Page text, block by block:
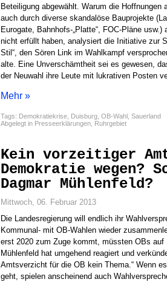
Beteiligung abgewählt. Warum die Hoffnungen
auch durch diverse skandalöse Bauprojekte
Eurogate, Bahnhofs-„Platte“, FOC-Pläne
nicht erfüllt haben, analysiert die Initiative zur
Stil“, den Sören Link im Wahlkampf
alte. Eine Unverschämtheit sei es gewesen,
der Neuwahl ihre Leute mit lukrativen Posten
Mehr »
Tags: Demokratiekrise Duisburg OB-Wahl Sauerland
Abgelegt in Presseerklärungen Ruhrgebiet
Kein vorzeitiger
Demokratie wegen?
Dagmar Mühlenfeld?
Mittwoch, 06. Februar 2013
Die Landesregierung will endlich ihr
Kommunal- mit OB-Wahlen wieder
erst 2020 zum Zuge kommt, müssten OBs
Mühlenfeld hat umgehend reagiert und
Amtsverzicht für die OB kein Thema.“ Wenn
geht, spielen anscheinend auch